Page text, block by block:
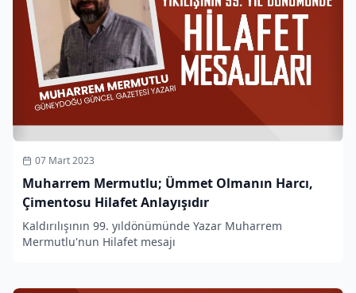
07 Mart 2023
Muharrem Mermutlu; Ümmet Olmanın Harcı,
Çimentosu Hilafet Anlayışıdır
Kaldırılışının 99. yıldönümünde Yazar Muharrem
Mermutlu'nun Hilafet mesajı